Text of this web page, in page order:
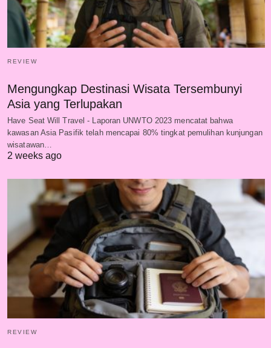
REVIEW
Mengungkap Destinasi Wisata Tersembunyi
Asia yang Terlupakan
Have Seat Will Travel - Laporan UNWTO 2023 mencatat bahwa
kawasan Asia Pasifik telah mencapai 80% tingkat pemulihan kunjungan
wisatawan…
2 weeks ago
REVIEW